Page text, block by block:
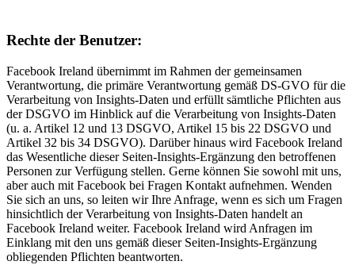
Rechte der Benutzer:
Facebook Ireland übernimmt im Rahmen der gemeinsamen
Verantwortung, die primäre Verantwortung gemäß DS-GVO für die
Verarbeitung von Insights-Daten und erfüllt sämtliche Pflichten aus
der DSGVO im Hinblick auf die Verarbeitung von Insights-Daten
(u. a. Artikel 12 und 13 DSGVO, Artikel 15 bis 22 DSGVO und
Artikel 32 bis 34 DSGVO). Darüber hinaus wird Facebook Ireland
das Wesentliche dieser Seiten-Insights-Ergänzung den betroffenen
Personen zur Verfügung stellen. Gerne können Sie sowohl mit uns,
aber auch mit Facebook bei Fragen Kontakt aufnehmen. Wenden
Sie sich an uns, so leiten wir Ihre Anfrage, wenn es sich um Fragen
hinsichtlich der Verarbeitung von Insights-Daten handelt an
Facebook Ireland weiter. Facebook Ireland wird Anfragen im
Einklang mit den uns gemäß dieser Seiten-Insights-Ergänzung
obliegenden Pflichten beantworten.